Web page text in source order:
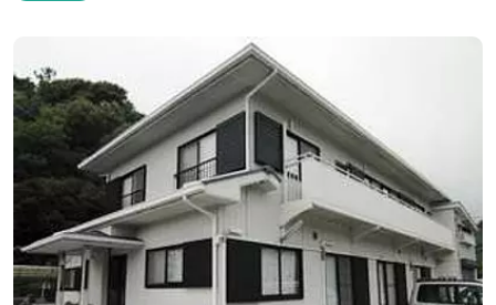
り！伊勢神宮・おかげ横丁まで最短40分！鳥羽十景にも選ばれた千
鳥ヶ浜は当館の目の前！宿を一歩出れば、満天の星空！周りに何も
ない場所だからこそ、星空がき...